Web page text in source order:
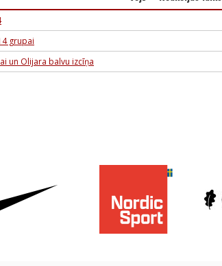
grupai
un Olijara balvu izcīņa